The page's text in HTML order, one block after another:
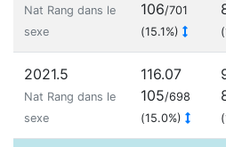
Nat Rang dans le
sexe
106/701
(15.1%)
2021.5
Nat Rang dans le
sexe
116.07
105/698
(15.0%)